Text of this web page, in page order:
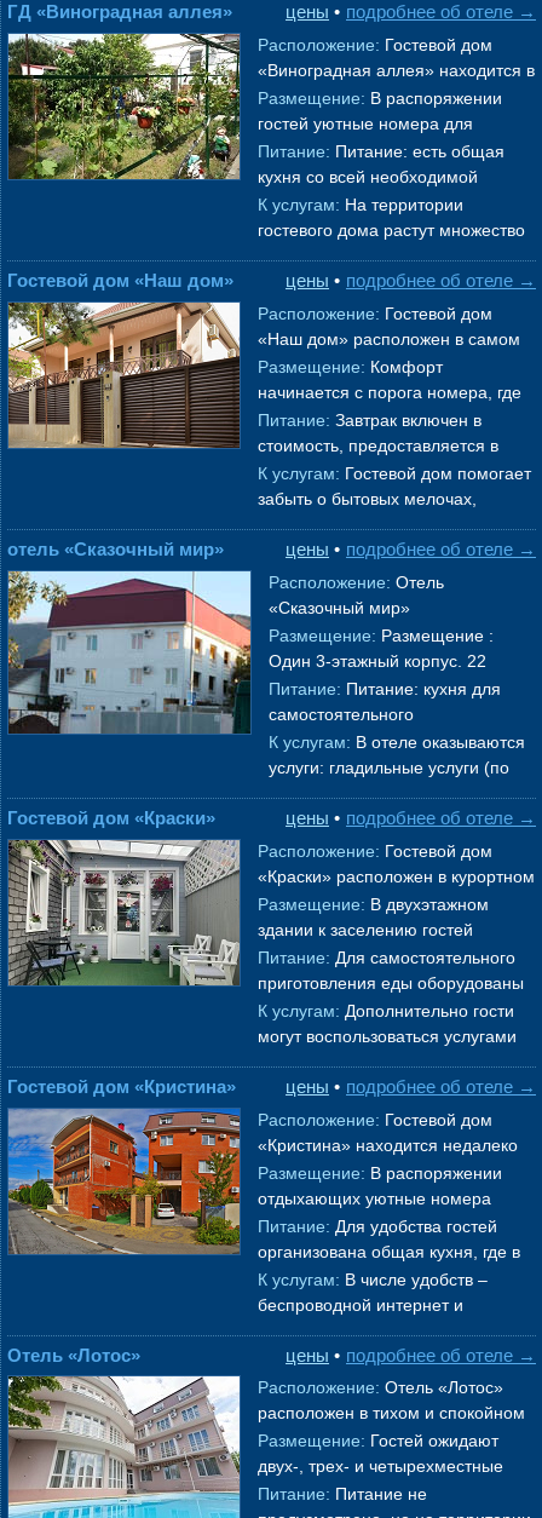
инфраструктуры Геленджика.
Зеленый и обжито→
подробнее об отеле →
цены •
ГД «Виноградная аллея»
Расположение: Гостевой дом
«Виноградная аллея» находится в
Геленджике, всего в 1 километре
от пляжа, моря и набережной. В
→
Размещение: В распоряжении
гостей уютные номера для
проживания от 2 до 4 человек или
домик, где поместится большая
компани→
Питание: Питание: есть общая
кухня со всей необходимой
бытовой техникой и посудой. На
свежем воздухе обустроена
К услугам: На территории
гостевого дома растут множество
плодовых деревьев и яркие цветы,
украшающие внутренний двор.
Ближ →
подробнее об отеле →
цены •
Гостевой дом «Наш дом»
Расположение: Гостевой дом
«Наш дом» расположен в самом
сердцеГеленджика, всего в
нескольких минутах ходьбы от
зоопарка «→
Размещение: Комфорт
начинается с порога номера, где
гостей ждут все необходимые
удобства для отдыха:
кондиционер, интерн→
Питание: Завтрак включен в
стоимость, предоставляется в
уютном кафе на территории, а
после гости могут отдохнуть в
К услугам: Гостевой дом помогает
забыть о бытовых мелочах,
корпуса и предоставляя
гладильны
подробнее об отеле →
цены •
отель «Сказочный мир»
Расположение: Отель
«Сказочный мир»
бывш.«Релакс» Расположение.
Гостиница «На Луначарского»
находится в самом центре куро
→
Размещение: Размещение :
Один 3-этажный корпус. 22
номера 2-местный стандарт
(макс. 2 чел., 14-16 кв. м,
телевизор, кон→
Питание: Питание: кухня для
самостоятельного
приготовления пищи (посуда,
микроволновка, электрический
К услугам: В отеле оказываются
услуги: гладильные услуги (по
услуги прачечной, В номерах
подробнее об отеле →
цены •
Гостевой дом «Краски»
Расположение: Гостевой дом
«Краски» расположен в курортном
городеГеленджик. В 1 километре
от отеля находятся городской пл
→
Размещение: В двухэтажном
здании к заселению гостей
предлагаются 12 номеров
различной вместимости. Комнаты
оформлены в→
Питание: Для самостоятельного
приготовления еды оборудованы
общая кухня и обеденная зона с
необходимой техникой и посудой.
К услугам: Дополнительно гости
могут воспользоваться услугами
крупногабаритные вещи следует в
камеру хр
подробнее об отеле →
цены •
Гостевой дом «Кристина»
Расположение: Гостевой дом
«Кристина» находится недалеко
от центраГеленджика. В шаговой
доступности вся основная
инфрастр→
Размещение: В распоряжении
отдыхающих уютные номера
разные по площади и уровню
комфорта. В каждом номере
установлена сплит→
Питание: Для удобства гостей
организована общая кухня, где в
том числе имеется стиральная
машина, а во внутреннем дворике
К услугам: В числе удобств –
беспроводной интернет и
гостевого дома. Пляж. До
городского пляжа→
подробнее об отеле →
цены •
Отель «Лотос»
Расположение: Отель «Лотос»
расположен в тихом и спокойном
районе города вГеленджик. В
шаговой доступности центральная
го→
Размещение: Гостей ожидают
двух-, трех- и четырехместные
номера разного уровня комфорта.
Питание: Питание не